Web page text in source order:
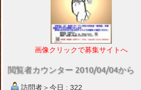
画像クリックで募集サイトへ
閲覧者カウンター 2010/04/04から
訪問者＞今日 : 322